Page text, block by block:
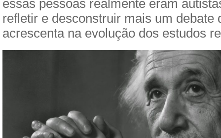
essas pessoas realmente eram
refletir e desconstruir mais um debate
acrescenta na evolução dos estudos